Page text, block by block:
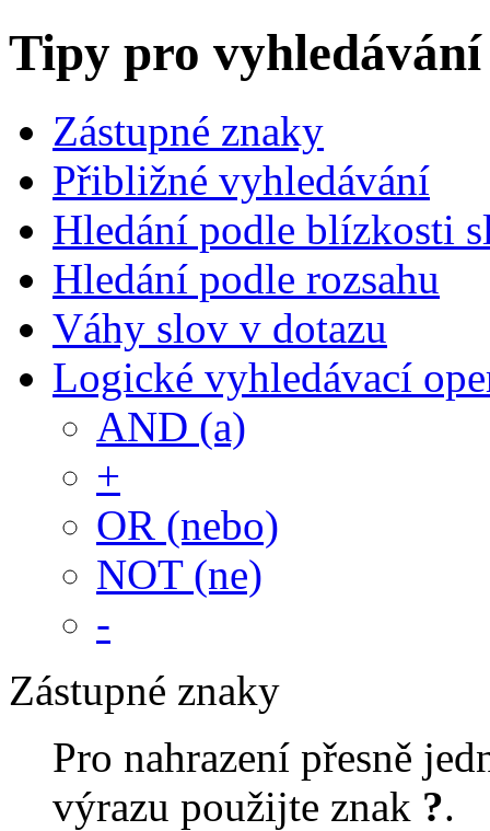
Tipy pro vyhledávání
Zástupné znaky
Přibližné vyhledávání
Hledání podle blízkosti
Hledání podle rozsahu
Váhy slov v dotazu
Logické vyhledávací
AND (a)
+
OR (nebo)
NOT (ne)
-
Zástupné znaky
Pro nahrazení přesně
výrazu použijte znak ?.